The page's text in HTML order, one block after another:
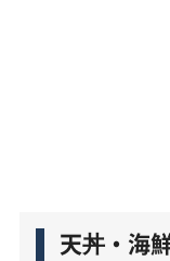
天丼・海